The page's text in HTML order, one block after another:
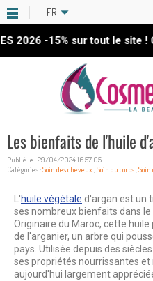
-15%sur tout le site !
FR
Les bienfaits de l'huile
Publié le : 29/04/2024 16:57:05
Catégories :Soin des cheveux ,Soin du corps,Soin
L'huile végétale d'argan est un
ses nombreux bienfaits dans
Originaire du Maroc, cette
de l'arganier, un arbre qui
pays. Utilisée depuis des
ses propriétés nourrissantes
aujourd'hui largement